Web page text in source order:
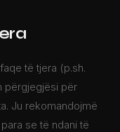
të tjera (p.sh.
përgjegjësi për
Ju rekomandojmë
se të ndani të